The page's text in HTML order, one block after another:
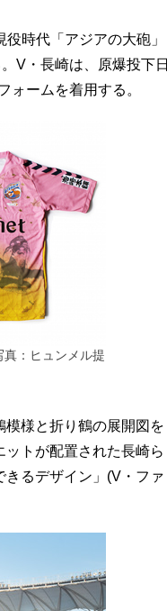
時代「アジアの大砲」
V・長崎は、原爆投下日
ォームを着用する。
：ヒュンメル提
様と折り鶴の展開図を
トが配置された長崎ら
きるデザイン」(V・ファ